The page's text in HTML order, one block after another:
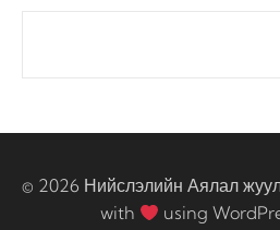
© 2026 Нийслэлийн Аялал
with
using